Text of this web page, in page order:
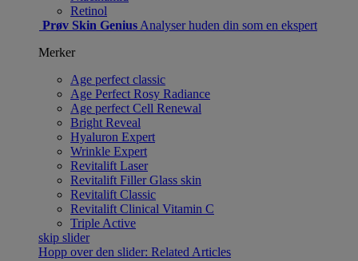
Retinol
Prøv Skin Genius Analyser huden din som en ekspert
Merker
Age perfect classic
Age Perfect Rosy Radiance
Age perfect Cell Renewal
Bright Reveal
Hyaluron Expert
Wrinkle Expert
Revitalift Laser
Revitalift Filler Glass skin
Revitalift Classic
Revitalift Clinical Vitamin C
Triple Active
skip slider
Hopp over den slider: Related Articles